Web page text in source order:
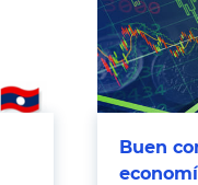
Buen